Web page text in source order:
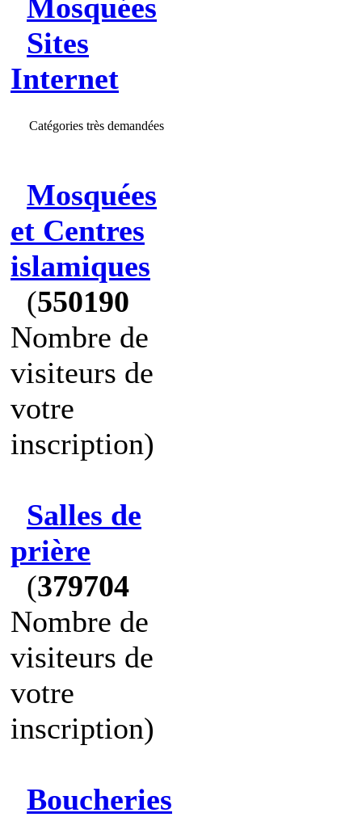
Mosquées
Sites
Internet
Catégories très demandées
Mosquées
et Centres
islamiques
(550190
Nombre de
visiteurs de
votre
inscription)
Salles de
prière
(379704
Nombre de
visiteurs de
votre
inscription)
Boucheries